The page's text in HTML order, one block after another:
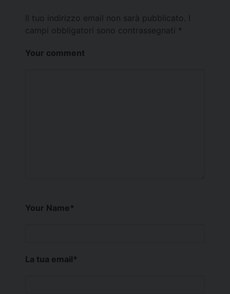
Il tuo indirizzo email non sarà pubblicato.
campi obbligatori sono contrassegnati *
Your comment
Your Name*
La tua email*